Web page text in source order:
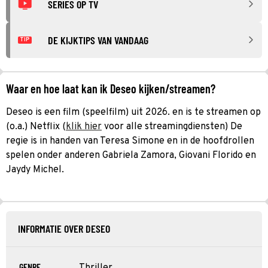
SERIES OP TV
TIP DE KIJKTIPS VAN VANDAAG
Waar en hoe laat kan ik Deseo kijken/streamen?
Deseo is een film (speelfilm) uit 2026. en is te streamen op
(o.a.) Netflix (klik hier voor alle streamingdiensten) De
regie is in handen van Teresa Simone en in de hoofdrollen
spelen onder anderen Gabriela Zamora, Giovani Florido en
Jaydy Michel.
INFORMATIE OVER DESEO